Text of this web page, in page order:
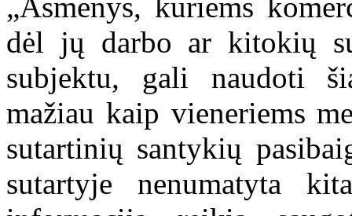
dėl jų darbo ar kitokių
subjektu, gali naudoti
mažiau kaip vieneriems
sutartinių santykių
sutartyje nenumatyta